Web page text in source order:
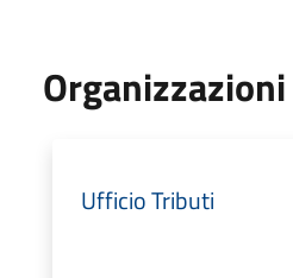
Organizzazioni
Ufficio Tributi